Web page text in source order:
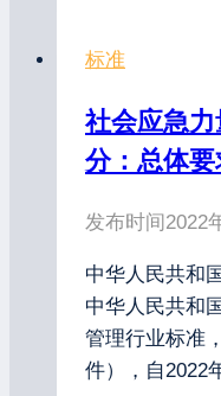
标准
社会应急
分：总体
发布时间2022
中华人民共和
中华人民共和
管理行业标准
件），自2022